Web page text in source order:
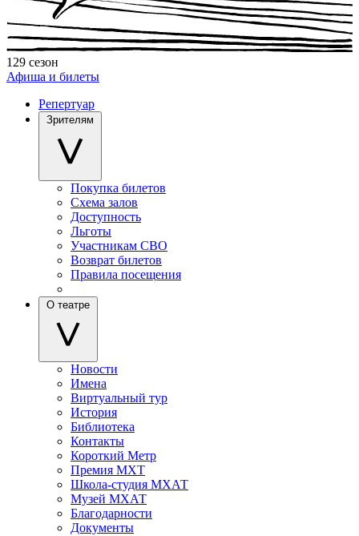
129 сезон
Афиша и билеты
Репертуар
Зрителям
Покупка билетов
Схема залов
Доступность
Льготы
Участникам СВО
Возврат билетов
Правила посещения
О театре
Новости
Имена
Виртуальный тур
История
Библиотека
Контакты
Короткий Метр
Премия МХТ
Школа-студия МХАТ
Музей МХАТ
Благодарности
Документы